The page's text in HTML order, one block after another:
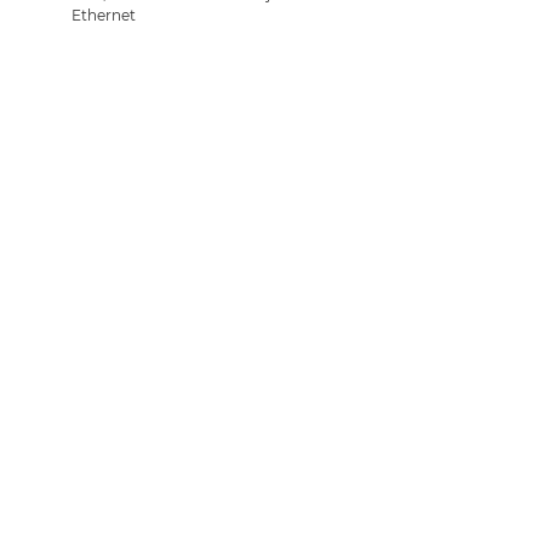
Ethernet